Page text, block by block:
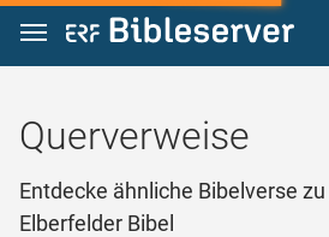
Zum Inhalt springen
Querverweise
Entdecke ähnliche Bibelverse zu
Elberfelder Bibel